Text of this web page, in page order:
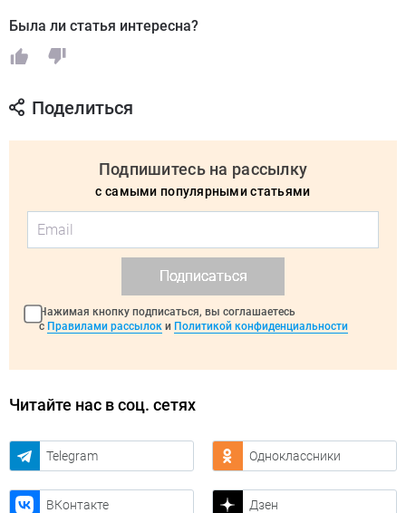
Была ли статья интересна?
Поделиться
Подпишитесь на рассылку
с самыми популярными статьями
Подписаться
Нажимая кнопку подписаться, вы соглашаетесь
с Правилами рассылок и Политикой конфиденциальности
Читайте нас в соц. сетях
Telegram Одноклассники
ВКонтакте Дзен